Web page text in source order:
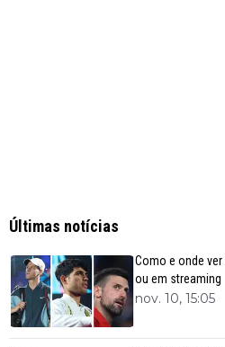
Últimas notícias
Como e onde ver
ou em streaming
nov. 10, 15:05